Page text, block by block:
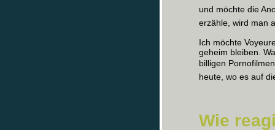
und möchte die
erzähle, wird man
Ich möchte
geheim bleiben.
billigen
heute, wo es auf
Wie